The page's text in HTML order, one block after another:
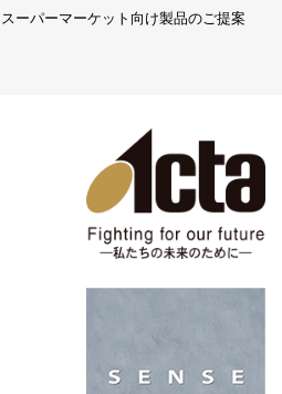
スーパーマーケット向け製品のご提案